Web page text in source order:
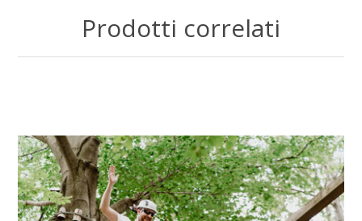
Prodotti correlati